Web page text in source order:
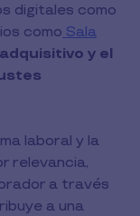
digitales como
como Sala
y el
laboral y la
relevancia,
a través
a una